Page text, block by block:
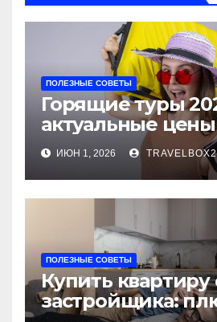
ПОЛЕЗНЫЕ СОВЕТЫ
Горящие туры
актуальные
направления
ИЮН 1, 2026
ПОЛЕЗНЫЕ СОВЕТЫ
Купить квартиру
застройщика: